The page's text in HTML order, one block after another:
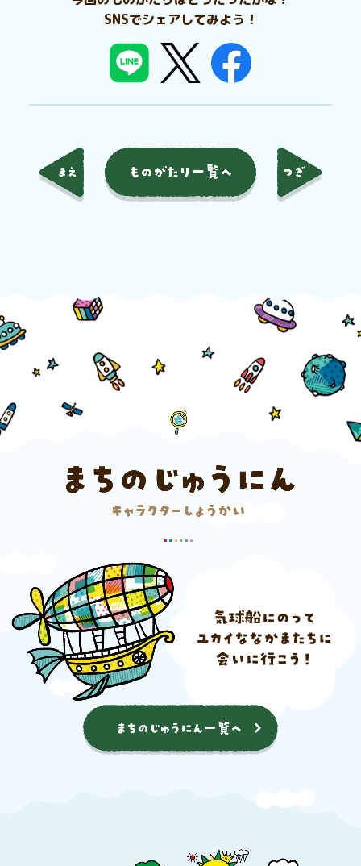
SNSでシェアしてみよう！